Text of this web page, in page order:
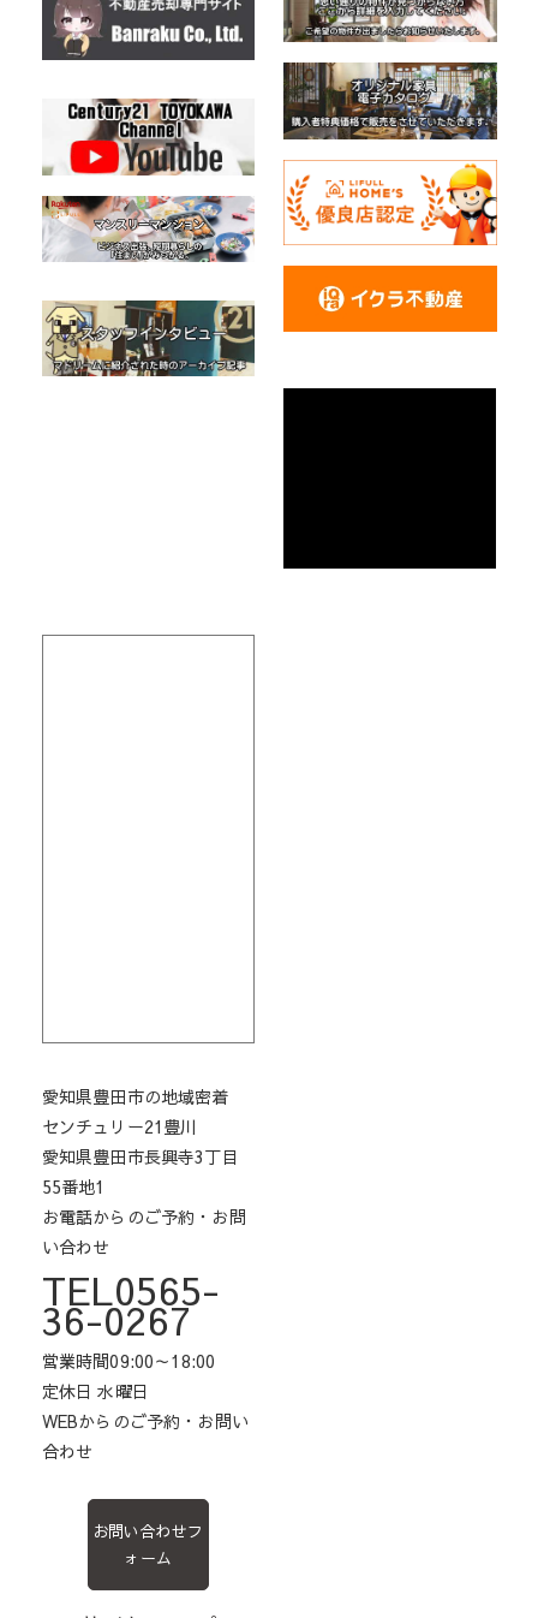
愛知県豊田市の地域密着
センチュリー21豊川
愛知県豊田市長興寺3丁目
55番地1
お電話からのご予約・お問
い合わせ
TEL0565-
36-0267
営業時間09:00～18:00
定休日 水曜日
WEBからのご予約・お問い
合わせ
お問い合わせフ
ォーム